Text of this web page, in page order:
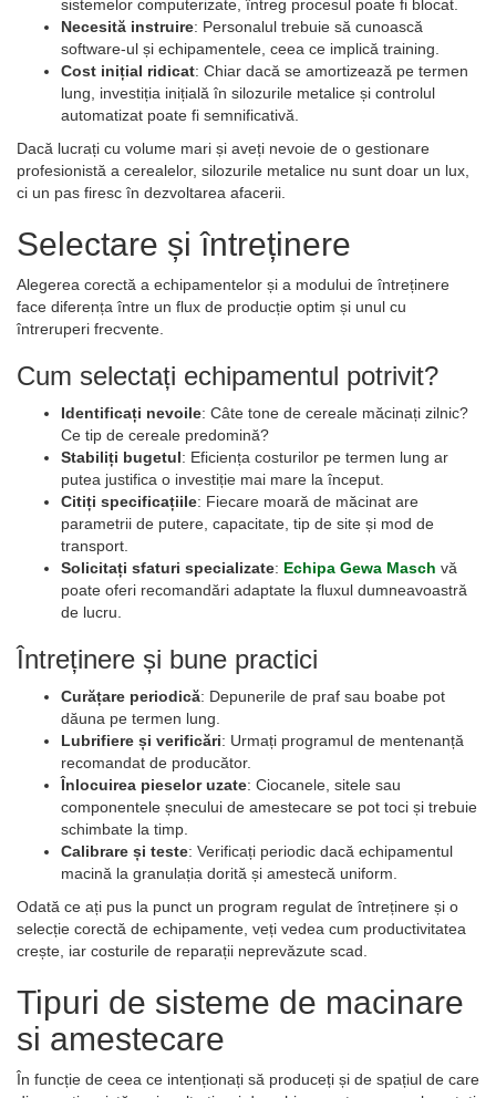
sistemelor computerizate, întreg procesul poate fi blocat.
Necesită instruire: Personalul trebuie să cunoască
software-ul și echipamentele, ceea ce implică training.
Cost inițial ridicat: Chiar dacă se amortizează pe termen
lung, investiția inițială în silozurile metalice și controlul
automatizat poate fi semnificativă.
Dacă lucrați cu volume mari și aveți nevoie de o gestionare
profesionistă a cerealelor, silozurile metalice nu sunt doar un lux,
ci un pas firesc în dezvoltarea afacerii.
Selectare și întreținere
Alegerea corectă a echipamentelor și a modului de întreținere
face diferența între un flux de producție optim și unul cu
întreruperi frecvente.
Cum selectați echipamentul potrivit?
Identificați nevoile: Câte tone de cereale măcinați zilnic?
Ce tip de cereale predomină?
Stabiliți bugetul: Eficiența costurilor pe termen lung ar
putea justifica o investiție mai mare la început.
Citiți specificațiile: Fiecare moară de măcinat are
parametrii de putere, capacitate, tip de site și mod de
transport.
Solicitați sfaturi specializate: Echipa Gewa Masch vă
poate oferi recomandări adaptate la fluxul dumneavoastră
de lucru.
Întreținere și bune practici
Curățare periodică: Depunerile de praf sau boabe pot
dăuna pe termen lung.
Lubrifiere și verificări: Urmați programul de mentenanță
recomandat de producător.
Înlocuirea pieselor uzate: Ciocanele, sitele sau
componentele șnecului de amestecare se pot toci și trebuie
schimbate la timp.
Calibrare și teste: Verificați periodic dacă echipamentul
macină la granulația dorită și amestecă uniform.
Odată ce ați pus la punct un program regulat de întreținere și o
selecție corectă de echipamente, veți vedea cum productivitatea
crește, iar costurile de reparații neprevăzute scad.
Tipuri de sisteme de macinare
si amestecare
În funcție de ceea ce intenționați să produceți și de spațiul de care